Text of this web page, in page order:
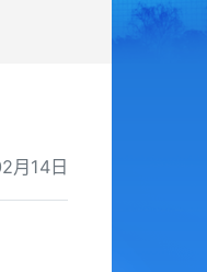
月14日